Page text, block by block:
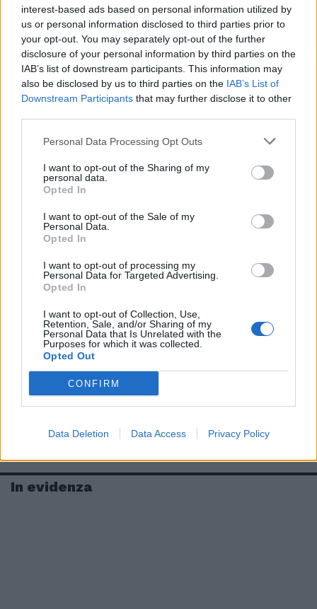
interest-based ads based on personal information utilized by
us or personal information disclosed to third parties prior to
your opt-out. You may separately opt-out of the further
disclosure of your personal information by third parties on the
IAB’s list of downstream participants. This information may
also be disclosed by us to third parties on the IAB’s List of
Downstream Participants that may further disclose it to other
Personal Data Processing Opt Outs
I want to opt-out of the Sharing of my
personal data.
Opted In
I want to opt-out of the Sale of my
Personal Data.
Opted In
I want to opt-out of processing my
Personal Data for Targeted Advertising.
Opted In
I want to opt-out of Collection, Use,
Retention, Sale, and/or Sharing of my
Personal Data that Is Unrelated with the
Purposes for which it was collected.
Opted Out
CONFIRM
Data Deletion Data Access Privacy Policy
In evidenza